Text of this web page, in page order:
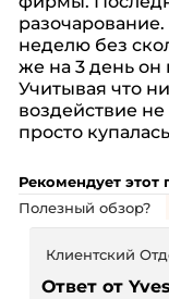
звезд.
неделю без
же на 3 день он
Учитывая что
воздействие
просто
Рекомендует этот
Полезный обзор?
Ответ от
Клиентский